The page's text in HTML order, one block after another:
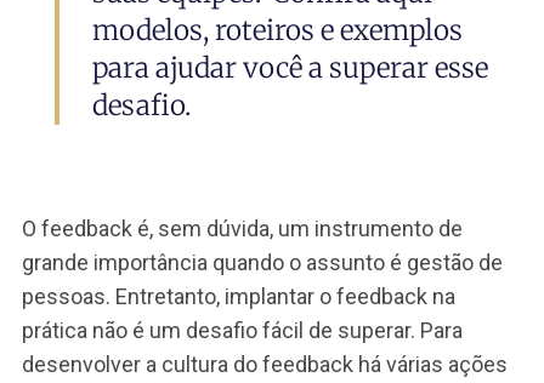
estimular as lideranças a
praticarem o feedback com
suas equipes? Confira aqui
desafio.
O feedback é, sem dúvida, um instrumento de